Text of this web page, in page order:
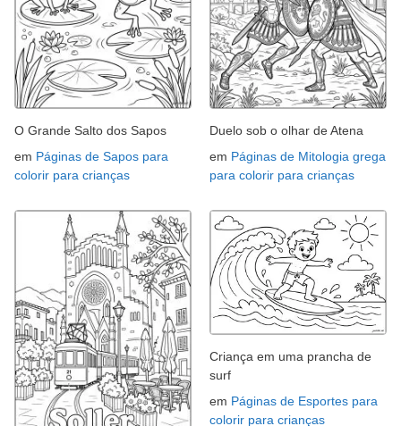
O Grande Salto dos Sapos
em Páginas de Sapos para
colorir para crianças
Duelo sob o olhar de Atena
em Páginas de Mitologia grega
para colorir para crianças
Criança em uma prancha de
surf
em Páginas de Esportes para
colorir para crianças